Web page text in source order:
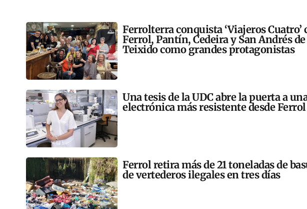
Ferrolterra conquista ‘Viajeros Cuatro’
Ferrol, Pantín, Cedeira y San Andrés de
Teixido como grandes protagonistas
Una tesis de la UDC abre la puerta a
electrónica más resistente desde Ferrol
Ferrol retira más de 21 toneladas de
de vertederos ilegales en tres días